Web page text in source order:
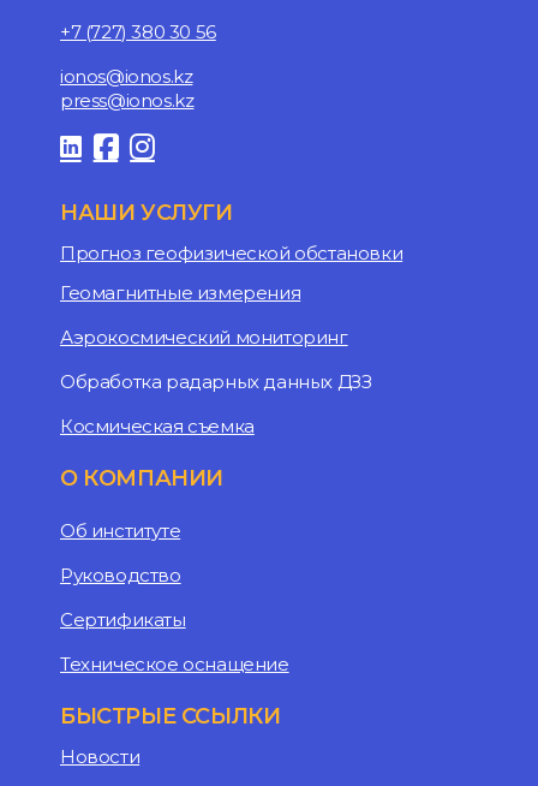
+7 (727) 380 30 56
ionos@ionos.kz
press@ionos.kz
НАШИ УСЛУГИ
Прогноз геофизической обстановки
Геомагнитные измерения
Аэрокосмический мониторинг
Обработка радарных данных ДЗЗ
Космическая съемка
О КОМПАНИИ
Об институте
Руководство
Сертификаты
Техническое оснащение
БЫСТРЫЕ ССЫЛКИ
Новости